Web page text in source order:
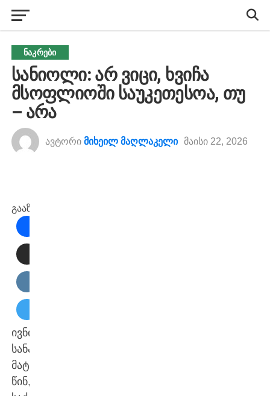
ᲜᲐᲙᲠᲔᲑᲘ
სანიოლი: არ ვიცი, ხვიჩა
მსოფლიოში საუკეთესოა, თუ
– არა
ავტორი მიხეილ მაღლაკელი მაისი 22, 2026
გააზიარეთ
ივნისის
სანაკრებო
მატჩების
წინ,